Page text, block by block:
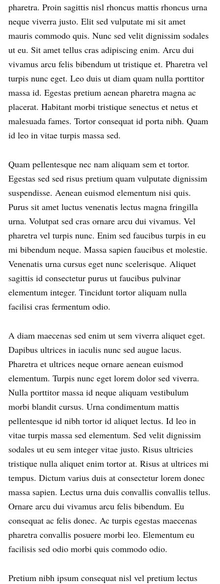
pharetra. Proin sagittis nisl rhoncus mattis rhoncus urna
neque viverra justo. Elit sed vulputate mi sit amet
mauris commodo quis. Nunc sed velit dignissim sodales
ut eu. Sit amet tellus cras adipiscing enim. Arcu dui
vivamus arcu felis bibendum ut tristique et. Pharetra vel
turpis nunc eget. Leo duis ut diam quam nulla porttitor
massa id. Egestas pretium aenean pharetra magna ac
placerat. Habitant morbi tristique senectus et netus et
malesuada fames. Tortor consequat id porta nibh. Quam
id leo in vitae turpis massa sed.
Quam pellentesque nec nam aliquam sem et tortor.
Egestas sed sed risus pretium quam vulputate dignissim
suspendisse. Aenean euismod elementum nisi quis.
Purus sit amet luctus venenatis lectus magna fringilla
urna. Volutpat sed cras ornare arcu dui vivamus. Vel
pharetra vel turpis nunc. Enim sed faucibus turpis in eu
mi bibendum neque. Massa sapien faucibus et molestie.
Venenatis urna cursus eget nunc scelerisque. Aliquet
sagittis id consectetur purus ut faucibus pulvinar
elementum integer. Tincidunt tortor aliquam nulla
facilisi cras fermentum odio.
A diam maecenas sed enim ut sem viverra aliquet eget.
Dapibus ultrices in iaculis nunc sed augue lacus.
Pharetra et ultrices neque ornare aenean euismod
elementum. Turpis nunc eget lorem dolor sed viverra.
Nulla porttitor massa id neque aliquam vestibulum
morbi blandit cursus. Urna condimentum mattis
pellentesque id nibh tortor id aliquet lectus. Id leo in
vitae turpis massa sed elementum. Sed velit dignissim
sodales ut eu sem integer vitae justo. Risus ultricies
tristique nulla aliquet enim tortor at. Risus at ultrices mi
tempus. Dictum varius duis at consectetur lorem donec
massa sapien. Lectus urna duis convallis convallis tellus.
Ornare arcu dui vivamus arcu felis bibendum. Eu
consequat ac felis donec. Ac turpis egestas maecenas
pharetra convallis posuere morbi leo. Elementum eu
facilisis sed odio morbi quis commodo odio.
Pretium nibh ipsum consequat nisl vel pretium lectus